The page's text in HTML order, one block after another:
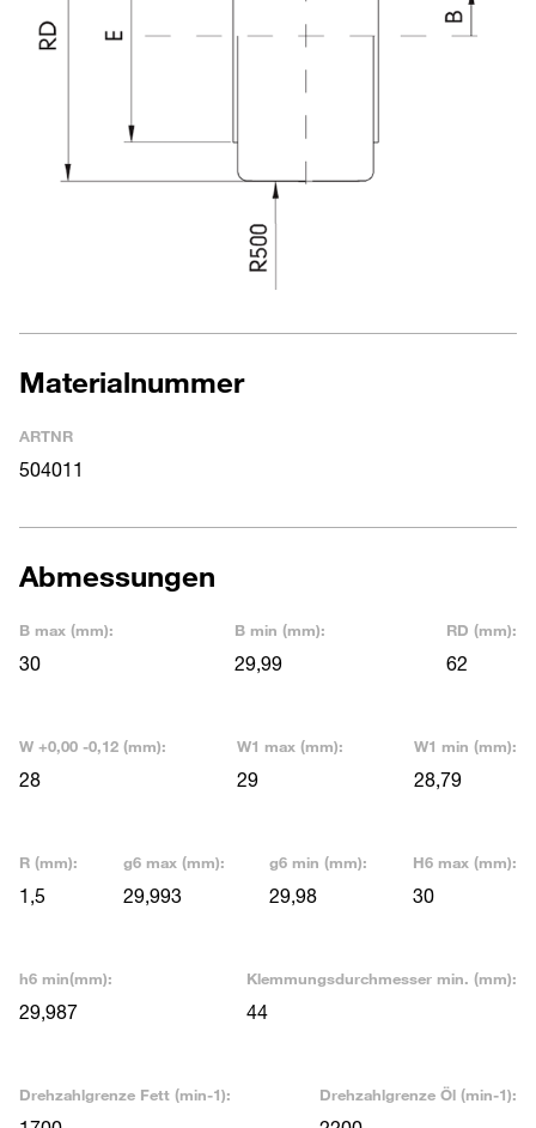
Materialnummer
ARTNR
504011
Abmessungen
B max (mm):
30
B min (mm):
29,99
RD (mm):
62
W +0,00 -0,12 (mm):
28
W1 max (mm):
29
W1 min (mm):
28,79
R (mm):
1,5
g6 max (mm):
29,993
g6 min (mm):
29,98
H6 max (mm):
30
h6 min(mm):
29,987
Klemmungsdurchmesser min. (mm):
44
Drehzahlgrenze Fett (min-1): Drehzahlgrenze Öl (min-1):